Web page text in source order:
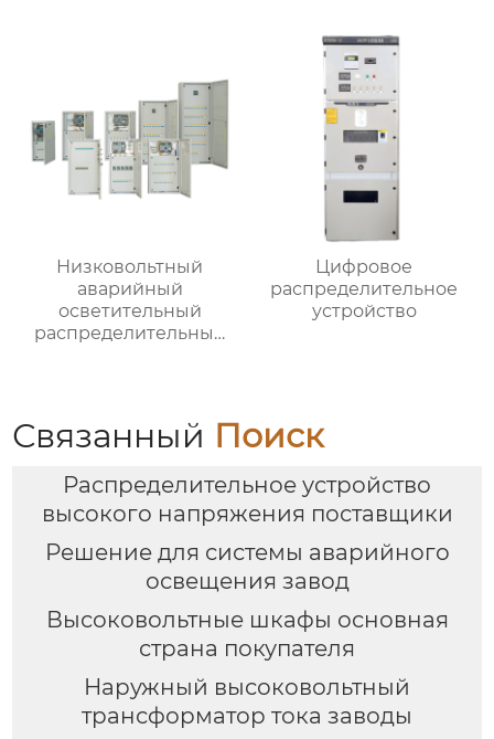
Низковольтный
аварийный
осветительный
распределительный
Цифровое
распределительное
устройство
Связанный Поиск
Распределительное устройство
высокого напряжения поставщики
Решение для системы аварийного
освещения завод
Высоковольтные шкафы основная
страна покупателя
Наружный высоковольтный
трансформатор тока заводы